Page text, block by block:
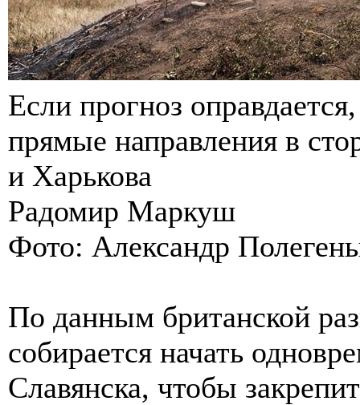
Если прогноз
прямые направления в
и Харькова
Радомир Маркуш
Фото: Александр
По данным британской
собирается начать
Славянска, чтобы